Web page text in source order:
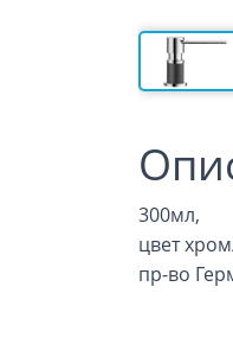
300мл,
цвет
пр-во